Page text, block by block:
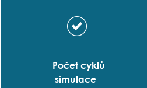
Počet cyklů
simulace